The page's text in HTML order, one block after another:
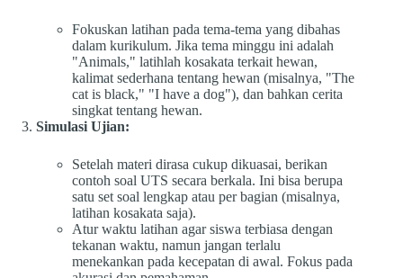
Fokuskan latihan pada tema-tema yang dibahas
dalam kurikulum. Jika tema minggu ini adalah
"Animals," latihlah kosakata terkait hewan,
kalimat sederhana tentang hewan (misalnya, "The
cat is black," "I have a dog"), dan bahkan cerita
singkat tentang hewan.
Simulasi Ujian:
Setelah materi dirasa cukup dikuasai, berikan
contoh soal UTS secara berkala. Ini bisa berupa
satu set soal lengkap atau per bagian (misalnya,
latihan kosakata saja).
Atur waktu latihan agar siswa terbiasa dengan
tekanan waktu, namun jangan terlalu
menekankan pada kecepatan di awal. Fokus pada